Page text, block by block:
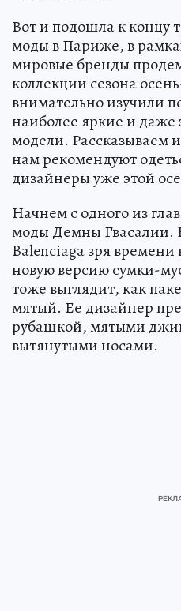
Вот и подошла к концу
моды в Париже, в
мировые бренды
коллекции сезона
внимательно изучили
наиболее яркие и даже
модели. Рассказываем
нам рекомендуют
дизайнеры уже этой
Начнем с одного из
моды Демны Гвасалии.
Balenciaga зря времени
новую версию сумки-
тоже выглядит, как
мятый. Ее дизайнер
рубашкой, мятыми
вытянутыми носами.